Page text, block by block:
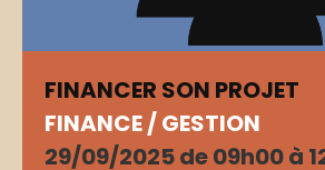
FINANCER SON PROJET
FINANCE / GESTION
29/09/2025 de 09h00 à